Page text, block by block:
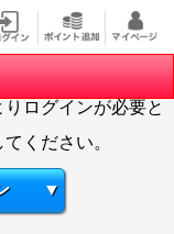
ログインが必要と
ください。
▼